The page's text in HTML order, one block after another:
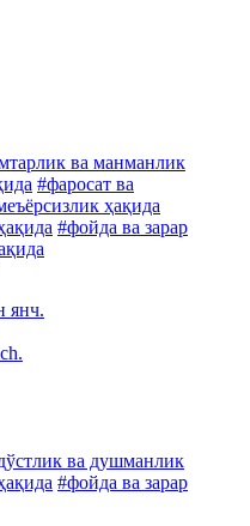
ва манманлик
#фаросат ва
ҳақида
#фойда ва зарар
янч.
ва душманлик
#фойда ва зарар